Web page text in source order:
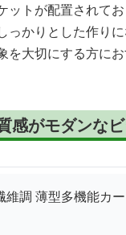
ットが配置されて
っかりとした作り
を大切にする方にお
感がモダンな